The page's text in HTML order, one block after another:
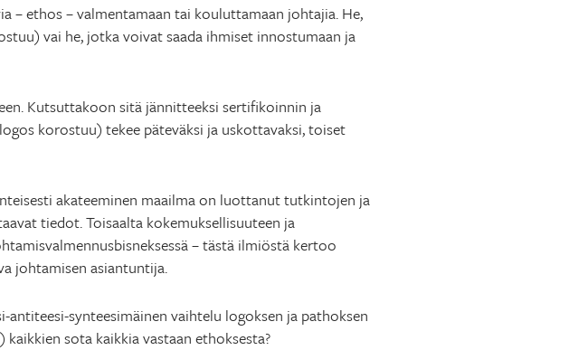
– ethos – valmentamaan tai kouluttamaan johtajia. He,
vai he, jotka voivat saada ihmiset innostumaan ja
Kutsuttakoon sitä jännitteeksi sertifikoinnin ja
korostuu) tekee päteväksi ja uskottavaksi, toiset
akateeminen maailma on luottanut tutkintojen ja
tiedot. Toisaalta kokemuksellisuuteen ja
– tästä ilmiöstä kertoo
johtamisen asiantuntija.
synteesimäinen vaihtelu logoksen ja pathoksen
sota kaikkia vastaan ethoksesta?